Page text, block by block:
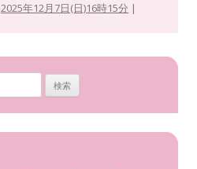
2025年12月7日(日)16時15分 |